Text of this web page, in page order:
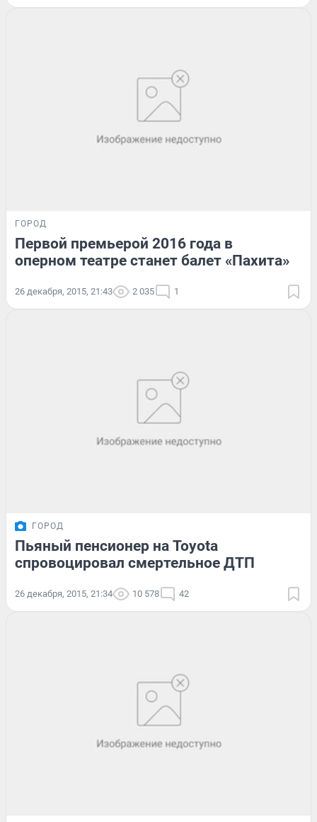
ГОРОД
Первой премьерой 2016 года в
оперном театре станет балет «Пахита»
26 декабря, 2015, 21:43 2 035 1
ГОРОД
Пьяный пенсионер на Toyota
спровоцировал смертельное ДТП
26 декабря, 2015, 21:34 10 578 42